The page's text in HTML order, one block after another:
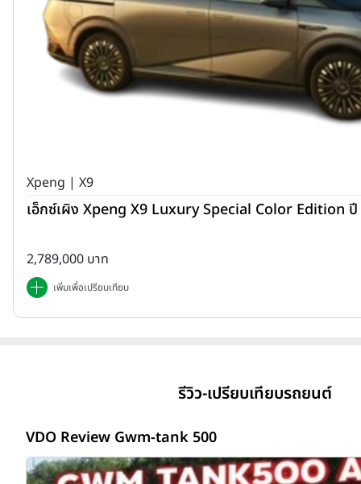
Xpeng | X9
เอ็กซ์เผิง Xpeng X9 Luxury Special Color Edition
2,789,000 บาท
เพิ่มเพื่อเปรียบเทียบ
รีวิว-เปรียบเทียบรถยนต์
VDO Review Gwm-tank 500